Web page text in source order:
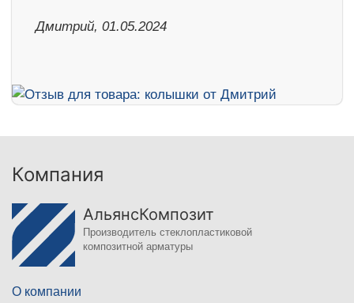
Дмитрий, 01.05.2024
Компания
АльянсКомпозит
Производитель стеклопластиковой
композитной арматуры
О компании